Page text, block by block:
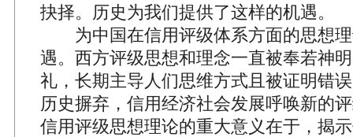
抉择。历史为我们提供了这样的机遇。
为中国在信用评级体系方面的思想理
遇。西方评级思想和理念一直被奉若神
礼，长期主导人们思维方式且被证明错
历史摒弃，信用经济社会发展呼唤新的
信用评级思想理论的重大意义在于，揭